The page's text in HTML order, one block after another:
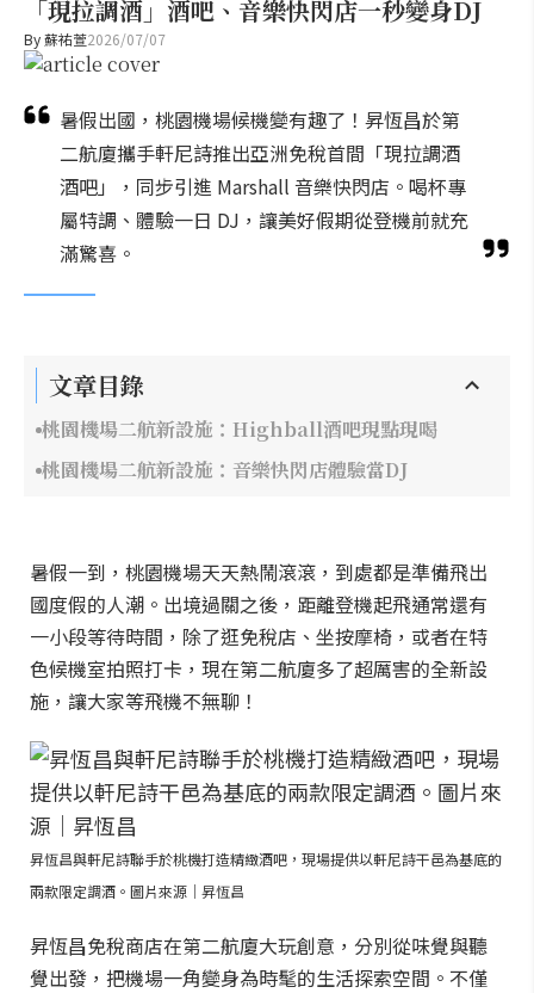
「現拉調酒」酒吧、音樂快閃店一秒變身DJ
By蘇祐萱2026/07/07
暑假出國，桃園機場候機變有趣了！昇恆昌於第
二航廈攜手軒尼詩推出亞洲免稅首間「現拉調酒
酒吧」，同步引進 Marshall 音樂快閃店。喝杯專
屬特調、體驗一日 DJ，讓美好假期從登機前就充
滿驚喜。
文章目錄
桃園機場二航新設施：Highball酒吧現點現喝
桃園機場二航新設施：音樂快閃店體驗當DJ
暑假一到，桃園機場天天熱鬧滾滾，到處都是準備飛出
國度假的人潮。出境過關之後，距離登機起飛通常還有
一小段等待時間，除了逛免稅店、坐按摩椅，或者在特
色候機室拍照打卡，現在第二航廈多了超厲害的全新設
施，讓大家等飛機不無聊！
昇恆昌與軒尼詩聯手於桃機打造精緻酒吧，現場提供以軒尼詩干邑為基底的
兩款限定調酒。圖片來源｜昇恆昌
昇恆昌免稅商店在第二航廈大玩創意，分別從味覺與聽
覺出發，把機場一角變身為時髦的生活探索空間。不僅